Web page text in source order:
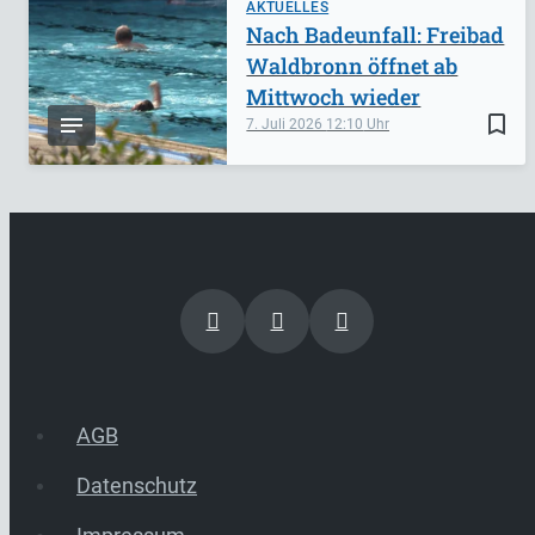
AKTUELLES
bookmark_border
7. Juli 2026 12:10
Nach Badeunfall: Freibad
Waldbronn öffnet ab
Mittwoch wieder
AGB
Datenschutz